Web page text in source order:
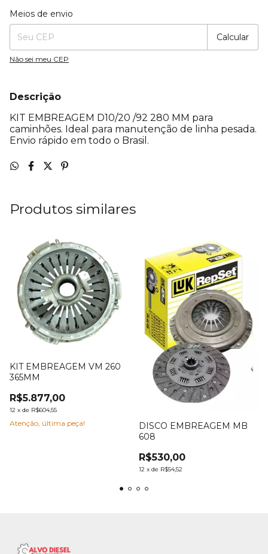
Entregas para o CEP:
Meios de envio
Calcular
Não sei meu CEP
Descrição
KIT EMBREAGEM D10/20 /92 280 MM para
caminhões. Ideal para manutenção de linha pesada.
Envio rápido em todo o Brasil.
Produtos similares
KIT EMBREAGEM VM 260
365MM
R$5.877,00
12 x de R$604,55
Atenção, última peça!
DISCO EMBREAGEM MB
608
R$530,00
12 x de R$54,52